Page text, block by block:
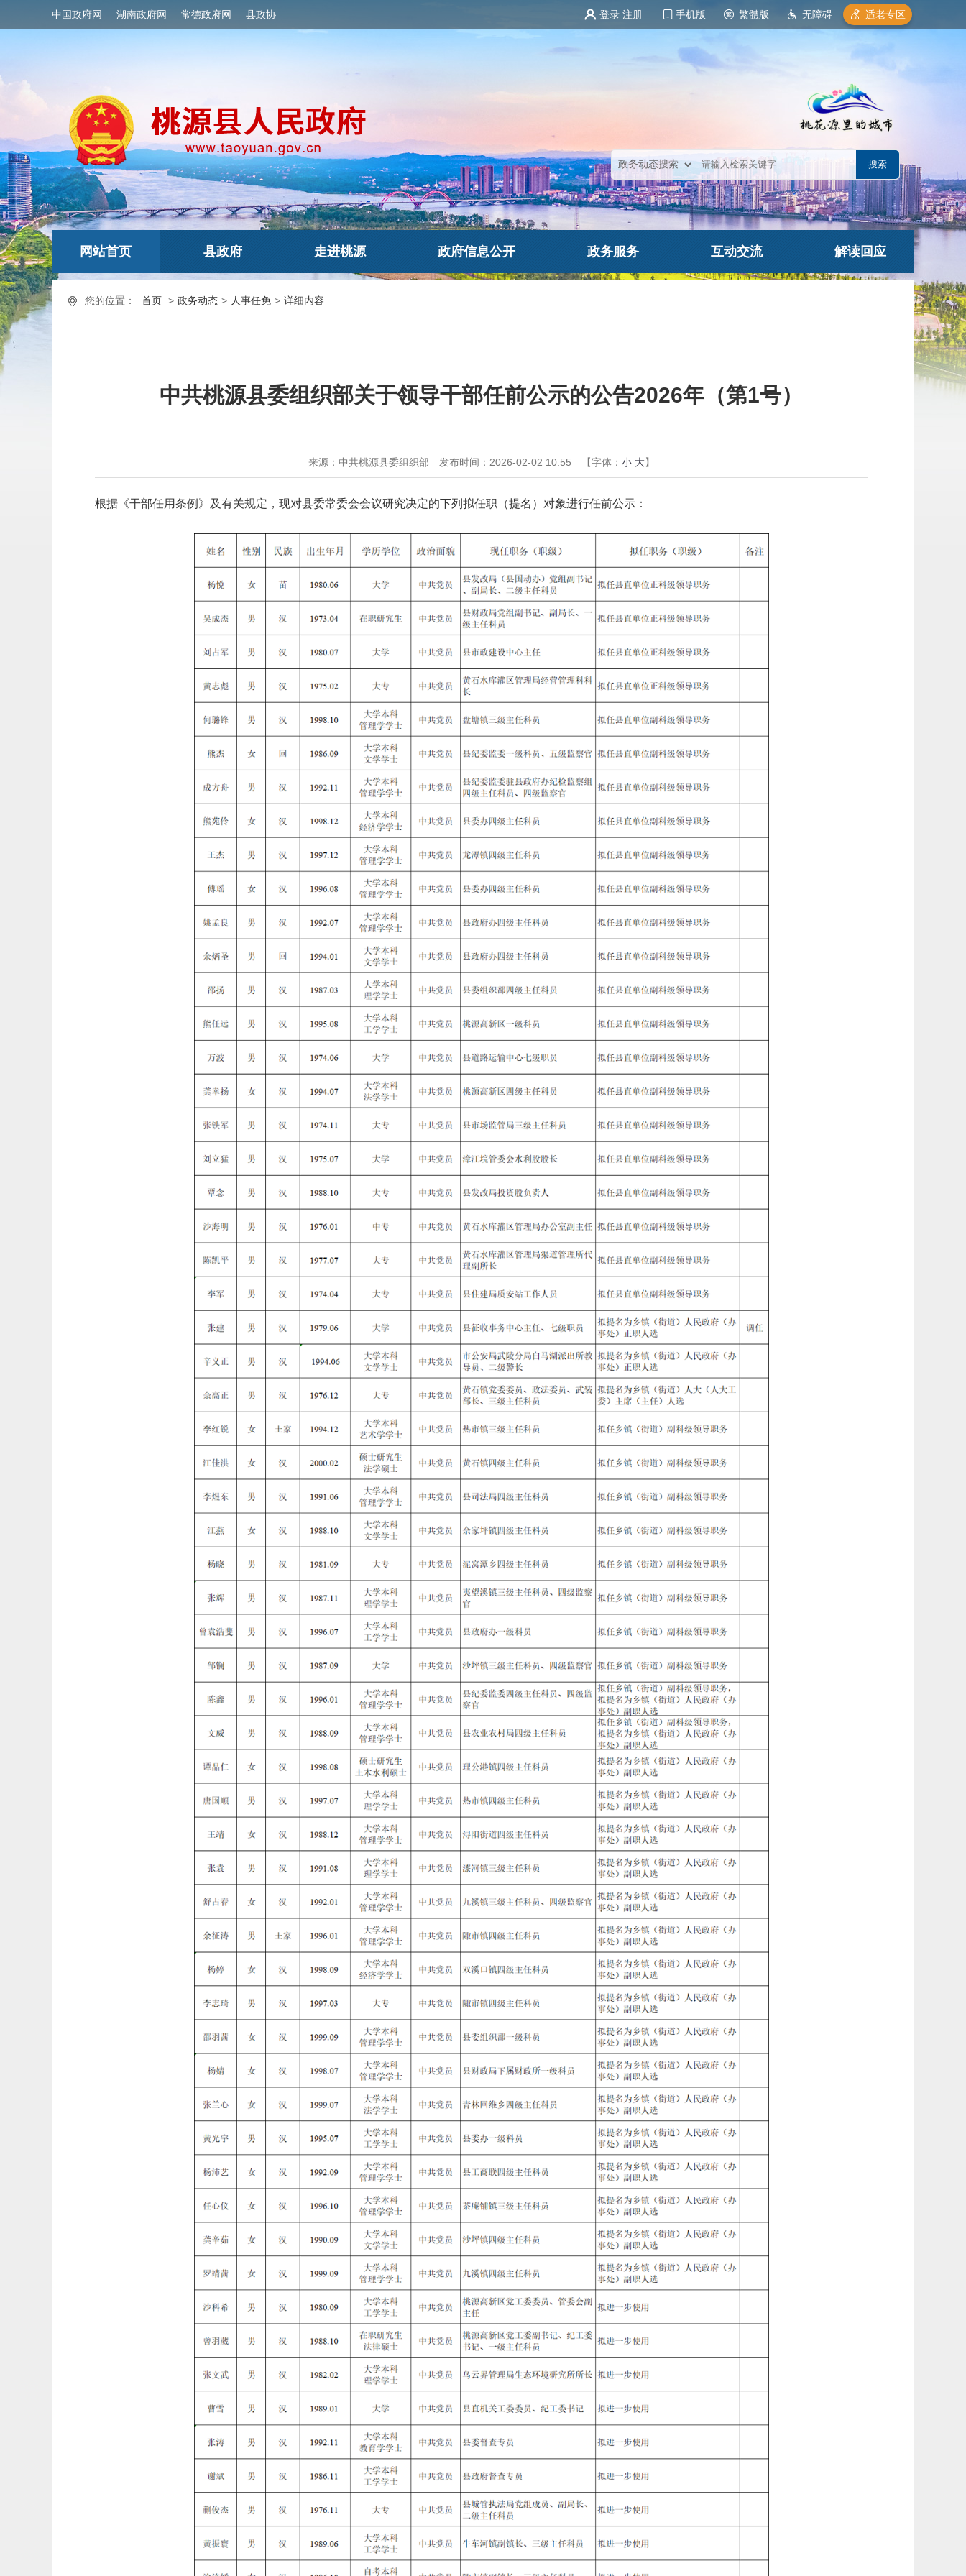
中国政府网 湖南政府网 常德政府网 县政协 登录 注册 手机版 繁體版 无障碍 适老专区
网站首页 县政府 走进桃源 政府信息公开 政务服务 互动交流 解读回应
您的位置： 首页 > 政务动态 > 人事任免 > 详细内容
中共桃源县委组织部关于领导干部任前公示的公告2026年（第1号）
来源：中共桃源县委组织部 发布时间：2026-02-02 10:55 【字体： 小 大】
根据《干部任用条例》及有关规定，现对县委常委会会议研究决定的下列拟任职（提名）对象进行任前公示：